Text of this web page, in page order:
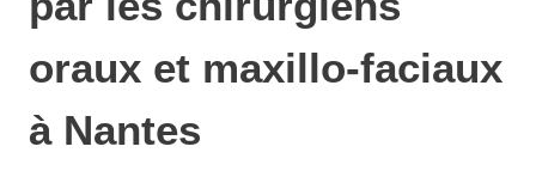
oraux et maxillo-faciaux
à Nantes